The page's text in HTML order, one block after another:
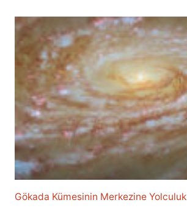
Gökada Kümesinin Merkezine Yolculuk